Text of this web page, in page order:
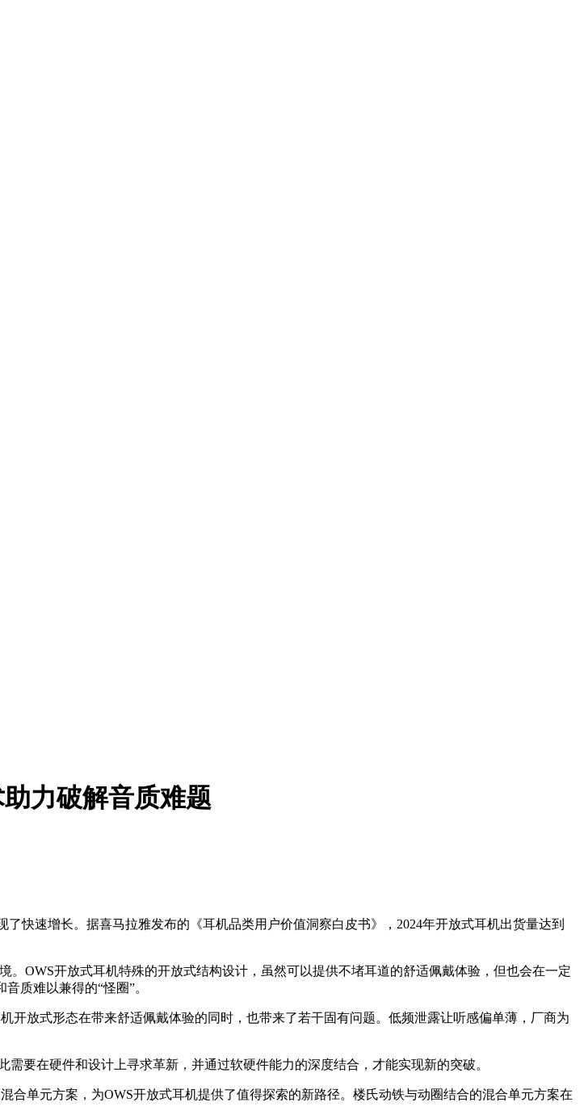
力破解音质难题
快速增长。据喜马拉雅发布的《耳机品类用户价值洞察白皮书》，2024年开放式耳机出货量达到
OWS开放式耳机特殊的开放式结构设计，虽然可以提供不堵耳道的舒适佩戴体验，但也会在一定
质难以兼得的“怪圈”。
开放式形态在带来舒适佩戴体验的同时，也带来了若干固有问题。低频泄露让听感偏单薄，厂商为
要在硬件和设计上寻求革新，并通过软硬件能力的深度结合，才能实现新的突破。
合单元方案，为OWS开放式耳机提供了值得探索的新路径。楼氏动铁与动圈结合的混合单元方案在